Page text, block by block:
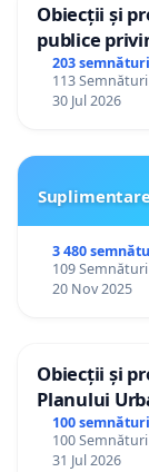
Obiecții și
publice
(PUG) Ialoveni
203 semnături
113
30 Jul 2026
3 480
109
20 Nov 2025
Obiecții și
Planului
100 semnături
100
31 Jul 2026